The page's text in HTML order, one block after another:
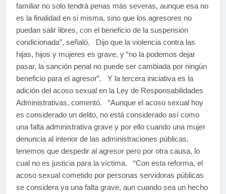
familiar no solo tendrá penas más severas, aunque esa no
es la finalidad en si misma, sino que los agresores no
puedan salir libres, con el beneficio de la suspensión
condicionada”, señaló. Dijo que la violencia contra las
hijas, hijos y mujeres es grave, y “no la podemos dejar
pasar, la sanción penal no puede ser cambiada por ningún
beneficio para el agresor”. Y la tercera iniciativa es la
adición del acoso sexual en la Ley de Responsabilidades
Administrativas, comentó. “Aunque el acoso sexual hoy
es considerado un delito, no está considerado así como
una falta administrativa grave y por ello cuando una mujer
denuncia al interior de las administraciones públicas,
tenemos que despedir al agresor pero por otra causa, lo
cual no es justicia para la víctima. “Con esta reforma, el
acoso sexual cometido por personas servidoras públicas
se considera ya una falta grave, aun cuando sea un hecho